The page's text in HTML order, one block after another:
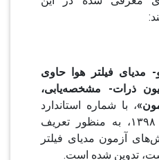
فیلتر هوا حاوی
مشخصه‌یابی،
شماره استاندارد
و سال تصویب ۱۳۹۸، به منظور تعریف
مدیای فیلتر
شده است.